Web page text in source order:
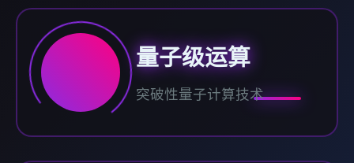
量子级运算
突破性量子计算技术